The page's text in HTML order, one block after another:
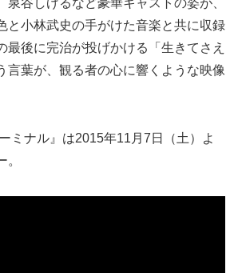
泉谷しげるなど豪華キャストの姿が、
と小林武史の手がけた音楽と共に収録
最後に完治が投げかける「生きてさえ
言葉が、観る者の心に響くような映像
ミナル』は2015年11月7日（土）よ